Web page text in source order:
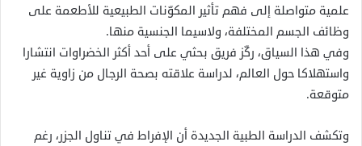
علمية متواصلة إلى فهم تأثير المكوّنات الطبيعية للأطعمة على
وظائف الجسم المختلفة، ولاسيما الجنسية منها.
وفي هذا السياق، ركّز فريق بحثي على أحد أكثر الخضراوات انتشارا
واستهلاكا حول العالم، لدراسة علاقته بصحة الرجال من زاوية غير
متوقعة.
وتكشف الدراسة الطبية الجديدة أن الإفراط في تناول الجزر، رغم